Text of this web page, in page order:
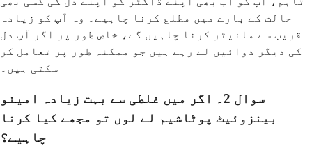
حالت کے بارے میں مطلع کرنا چاہیے۔ وہ آپ کو زیادہ
قریب سے مانیٹر کرنا چاہیں گے، خاص طور پر اگر آپ دل
کی دیگر دوائیں لے رہے ہیں جو ممکنہ طور پر تعامل کر
سکتی ہیں۔
سوال 2۔ اگر میں غلطی سے بہت زیادہ امینو
بینزوئیٹ پوٹاشیم لے لوں تو مجھے کیا کرنا
چاہیے؟